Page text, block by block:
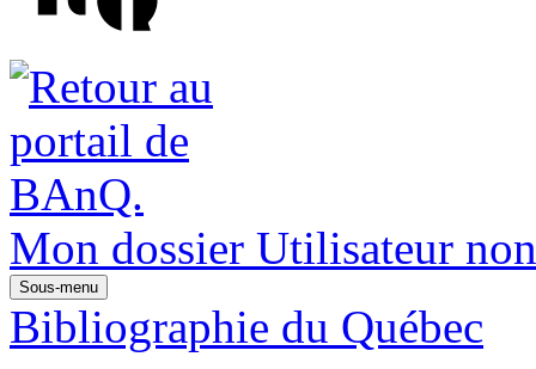
Mon dossier Utilisateur
Sous-menu
Bibliographie du Québec